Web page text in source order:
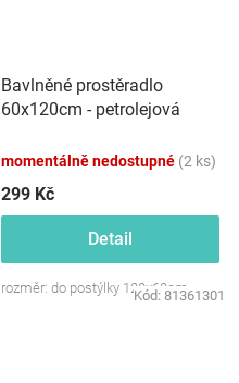
Bavlněné prostěradlo
60x120cm - petrolejová
momentálně nedostupné (2 ks)
299 Kč
Detail
rozměr: do postýlky 120x60cm
Kód: 81361301